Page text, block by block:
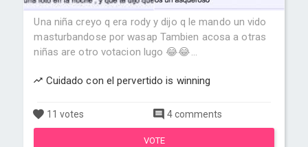
Una niña creyo q era rody y dijo q le mando un vido
masturbandose por wasap Tambien acosa a otras
niñas are otro votacion lugo 😂😂...
Cuidado con el pervertido is winning
11 votes 4 comments
VOTE